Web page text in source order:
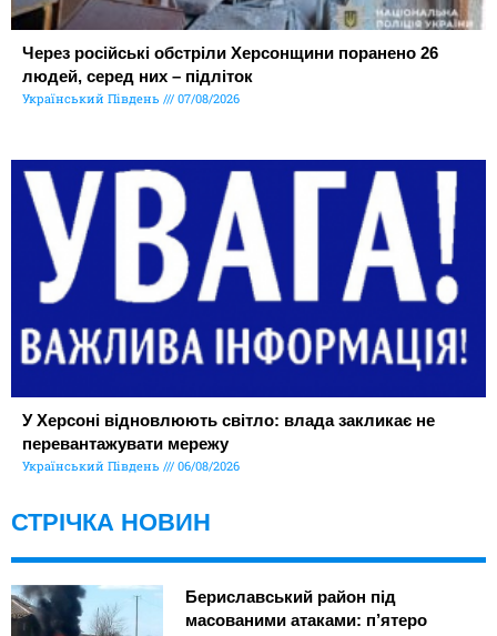
Через російські обстріли Херсонщини поранено 26
людей, серед них – підліток
Український Південь 07/08/2026
У Херсоні відновлюють світло: влада закликає не
перевантажувати мережу
Український Південь 06/08/2026
СТРІЧКА НОВИН
Бериславський район під
масованими атаками: п’ятеро